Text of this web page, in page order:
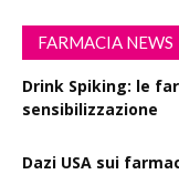
FARMACIA NEWS
Drink Spiking: le
sensibilizzazione
Dazi USA sui